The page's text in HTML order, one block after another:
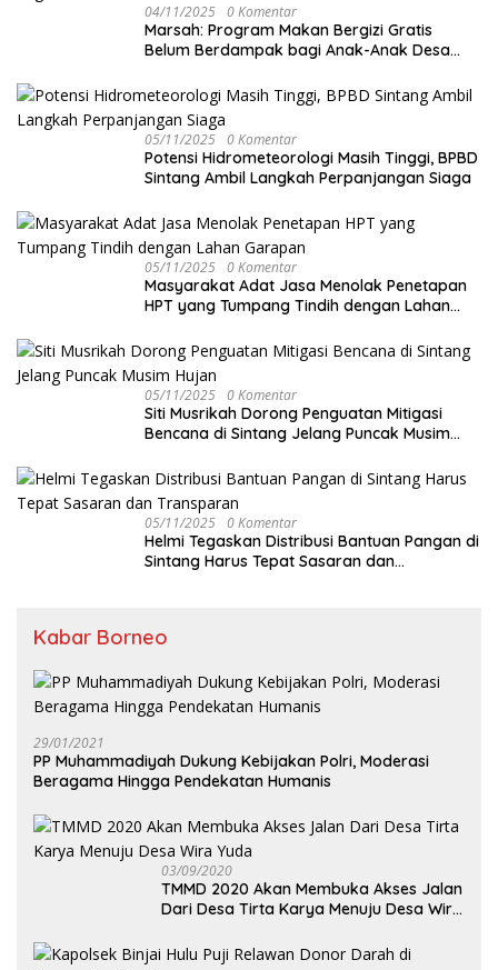
04/11/2025 0 Komentar
Marsah: Program Makan Bergizi Gratis
Belum Berdampak bagi Anak-Anak Desa
05/11/2025 0 Komentar
Potensi Hidrometeorologi Masih Tinggi, BPBD
Sintang Ambil Langkah Perpanjangan Siaga
05/11/2025 0 Komentar
Masyarakat Adat Jasa Menolak Penetapan
HPT yang Tumpang Tindih dengan Lahan
05/11/2025 0 Komentar
Siti Musrikah Dorong Penguatan Mitigasi
Bencana di Sintang Jelang Puncak Musim
05/11/2025 0 Komentar
Helmi Tegaskan Distribusi Bantuan Pangan di
Sintang Harus Tepat Sasaran dan
Kabar Borneo
29/01/2021
PP Muhammadiyah Dukung Kebijakan Polri, Moderasi
Beragama Hingga Pendekatan Humanis
03/09/2020
TMMD 2020 Akan Membuka Akses Jalan
Dari Desa Tirta Karya Menuju Desa Wira